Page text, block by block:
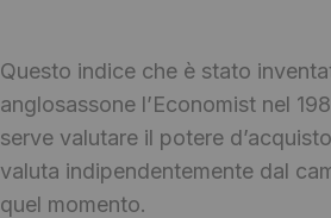
Questo indice che è stato
anglosassone l’Economist nel
serve valutare il potere
valuta indipendentemente dal
quel momento.